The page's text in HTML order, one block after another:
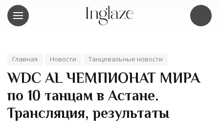
Главная Новости Танцевальные новости
WDC AL ЧЕМПИОНАТ МИРА
по 10 танцам в Астане.
Трансляция, результаты